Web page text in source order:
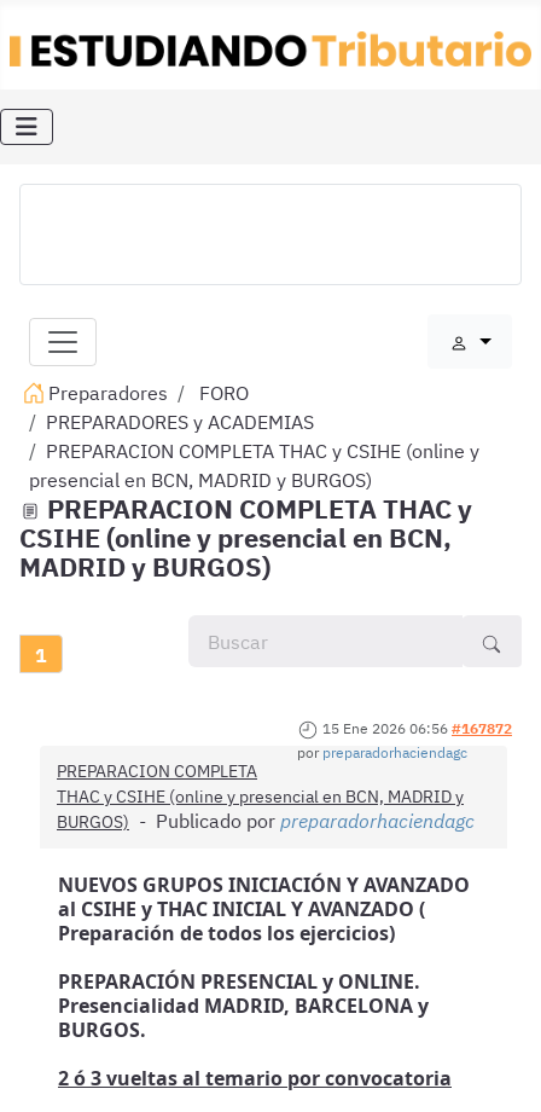
Preparadores
FORO
PREPARADORES y ACADEMIAS
PREPARACION COMPLETA THAC y CSIHE (online y
presencial en BCN, MADRID y BURGOS)
PREPARACION COMPLETA THAC y
CSIHE (online y presencial en BCN,
MADRID y BURGOS)
1
15 Ene 2026 06:56 #167872
por preparadorhaciendagc
PREPARACION COMPLETA
THAC y CSIHE (online y presencial en BCN, MADRID y
BURGOS)
Publicado por preparadorhaciendagc
NUEVOS GRUPOS INICIACIÓN Y AVANZADO
al CSIHE y THAC INICIAL Y AVANZADO (
Preparación de todos los ejercicios)
PREPARACIÓN PRESENCIAL y ONLINE.
Presencialidad MADRID, BARCELONA y
BURGOS.
2 ó 3 vueltas al temario por convocatoria